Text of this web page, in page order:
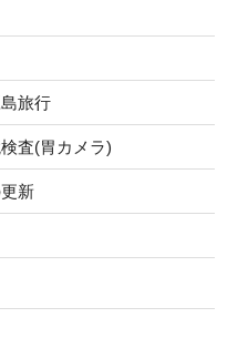
旅行
査(胃カメラ)
新